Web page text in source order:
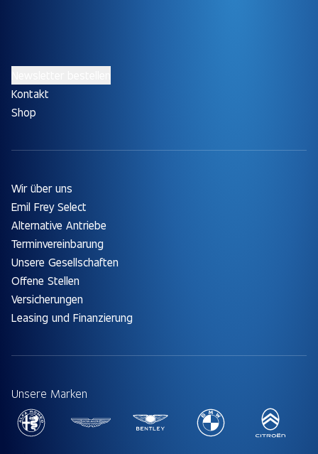
Kontakt
Shop
Wir über uns
Emil Frey Select
Alternative Antriebe
Terminvereinbarung
Unsere Gesellschaften
Offene Stellen
Versicherungen
Leasing und Finanzierung
Unsere Marken